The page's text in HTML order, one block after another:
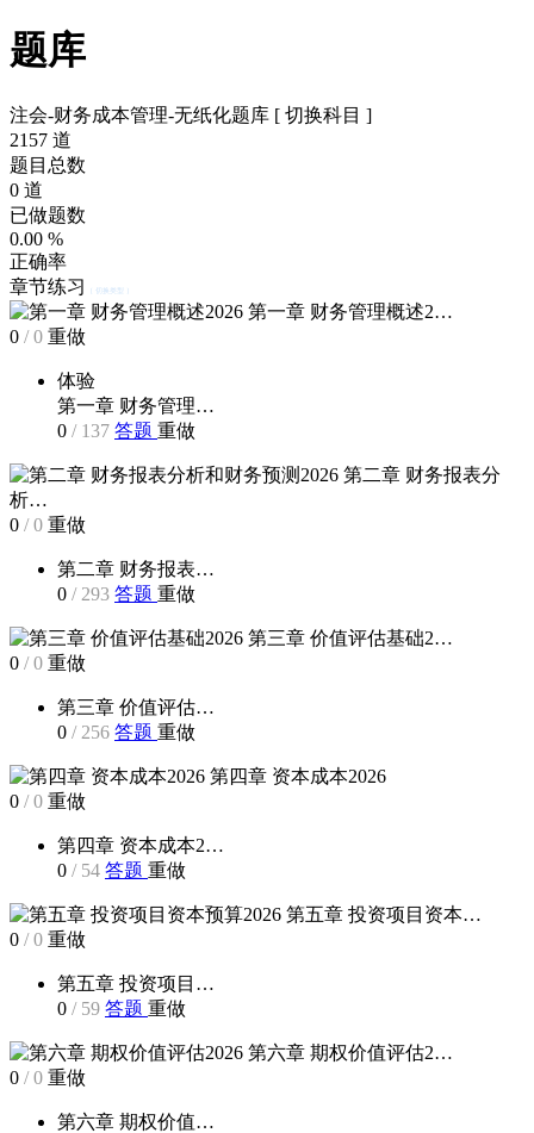
题库
注会-财务成本管理-无纸化题库 [ 切换科目 ]
2157 道
题目总数
0 道
已做题数
0.00 %
正确率
章节练习
[ 切换类型 ]
第一章 财务管理概述2…
0 /0 重做
体验
第一章 财务管理…
0 / 137 答题 重做
第二章 财务报表分
析…
0 /0 重做
第二章 财务报表…
0 / 293 答题 重做
第三章 价值评估基础2…
0 /0 重做
第三章 价值评估…
0 / 256 答题 重做
第四章 资本成本2026
0 /0 重做
第四章 资本成本2…
0 / 54 答题 重做
第五章 投资项目资本…
0 /0 重做
第五章 投资项目…
0 / 59 答题 重做
第六章 期权价值评估2…
0 /0 重做
第六章 期权价值…